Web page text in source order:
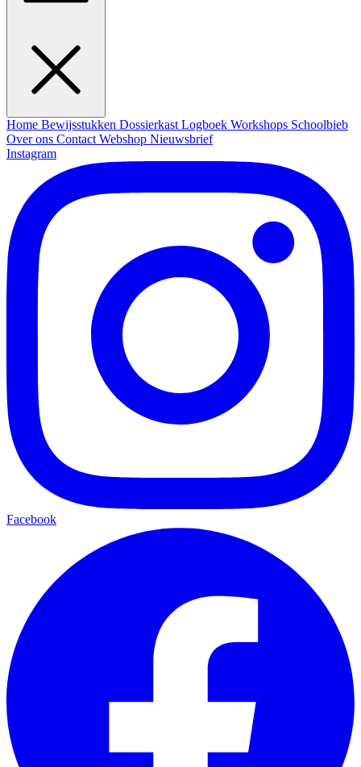
Home Bewijsstukken Dossierkast Logboek Workshops Schoolbieb
Over ons Contact Webshop Nieuwsbrief
Instagram
Facebook